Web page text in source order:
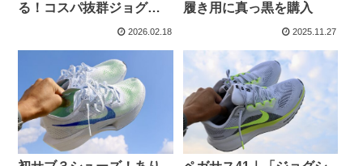
る！コスパ抜群ジョグシ
2026.02.18
履き用に真っ黒を購入
2025.11.27